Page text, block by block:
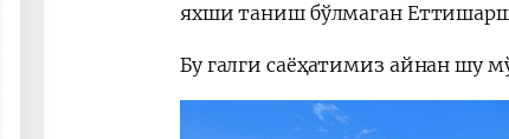
яхши таниш бўлмаган
Бу галги саёҳатимиз айнан шу